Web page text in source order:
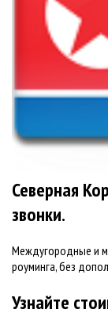
Северная
звонки.
Междугородные и
роуминга, без
Узнайте